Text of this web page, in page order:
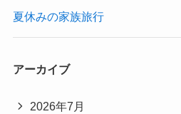
夏休みの家族旅行
アーカイブ
2026年7月